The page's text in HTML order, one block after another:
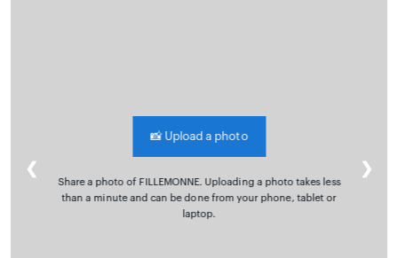
📸Upload a photo
Share a photo of FILLEMONNE. Uploading a photo takes less
than a minute and can be done from your phone, tablet or
laptop.
❮ ❯